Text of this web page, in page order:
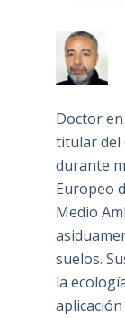
Doctor
titular del
durante
Europeo
Medio
suelos.
la